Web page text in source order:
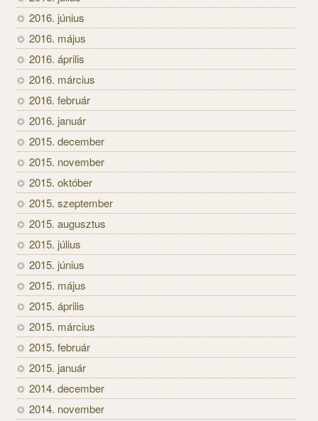
2016. június
2016. május
2016. április
2016. március
2016. február
2016. január
2015. december
2015. november
2015. október
2015. szeptember
2015. augusztus
2015. július
2015. június
2015. május
2015. április
2015. március
2015. február
2015. január
2014. december
2014. november